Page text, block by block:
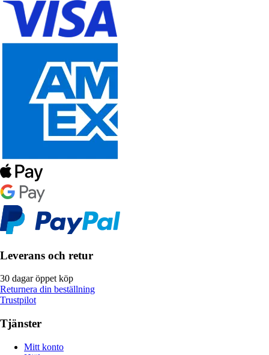
Leverans och retur
30 dagar öppet köp
Returnera din beställning
Trustpilot
Tjänster
Mitt konto